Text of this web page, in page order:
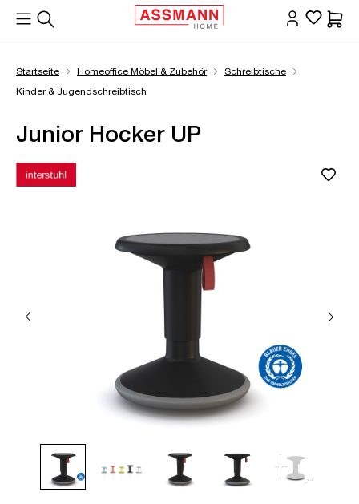
springen
Startseite Homeoffice Möbel & Zubehör
Schreibtische
Kinder & Jugendschreibtisch
Junior Hocker UP